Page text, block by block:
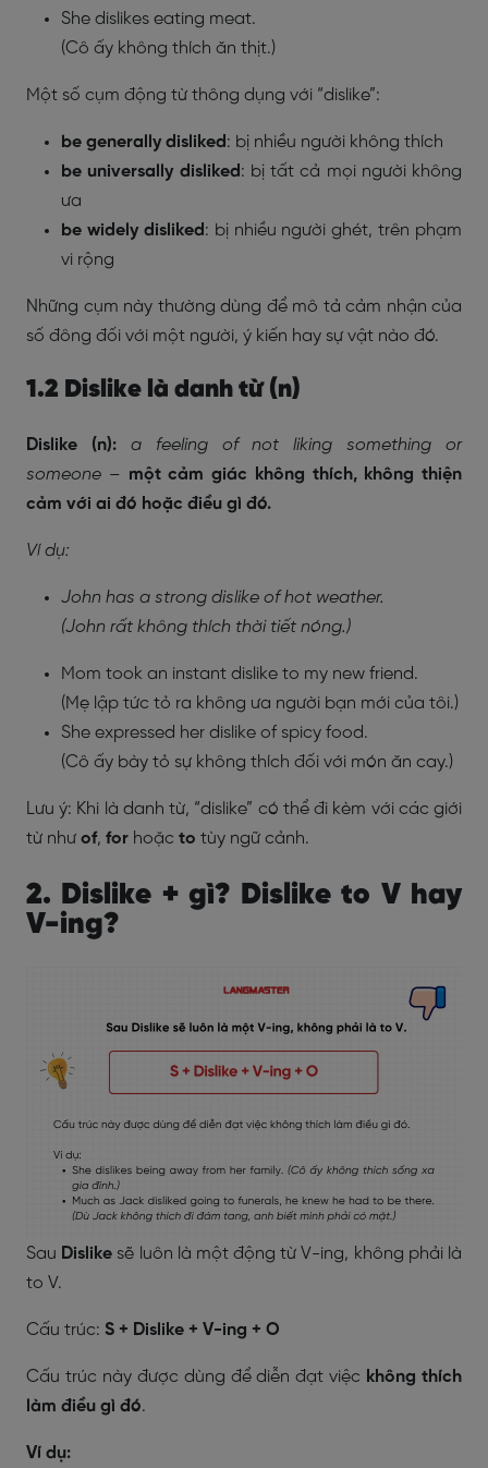
She dislikes eating meat.
(Cô ấy không thích ăn thịt.)
Một số cụm động từ thông dụng với “dislike”:
be generally disliked: bị nhiều người không thích
be universally disliked: bị tất cả mọi người không
ưa
be widely disliked: bị nhiều người ghét, trên phạm
vi rộng
Những cụm này thường dùng để mô tả cảm nhận của
số đông đối với một người, ý kiến hay sự vật nào đó.
1.2 Dislike là danh từ (n)
Dislike (n):
a feeling of not liking something or
someone – một cảm giác không thích, không thiện
cảm với ai đó hoặc điều gì đó.
Ví dụ:
John has a strong dislike of hot weather.
(John rất không thích thời tiết nóng.)
Mom took an instant dislike to my new friend.
(Mẹ lập tức tỏ ra không ưa người bạn mới của tôi.)
She expressed her dislike of spicy food.
(Cô ấy bày tỏ sự không thích đối với món ăn cay.)
Lưu ý: Khi là danh từ, “dislike” có thể đi kèm với các giới
từ như of, for hoặc to tùy ngữ cảnh.
2. Dislike + gì? Dislike to V hay
V-ing?
Sau Dislike sẽ luôn là một động từ V-ing, không phải là
to V.
Cấu trúc: S + Dislike + V-ing + O
Cấu trúc này được dùng để diễn đạt việc không thích
làm điều gì đó.
Ví dụ: